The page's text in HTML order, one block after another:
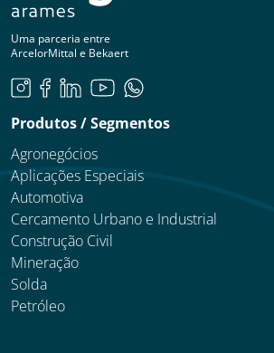
Uma parceria entre
ArcelorMittal e Bekaert
Produtos / Segmentos
Agronegócios
Aplicações Especiais
Automotiva
Cercamento Urbano e Industrial
Construção Civil
Mineração
Solda
Petróleo